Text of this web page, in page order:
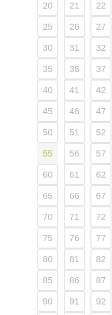
20 21 22
25 26 27
30 31 32
35 36 37
40 41 42
45 46 47
50 51 52
55 56 57
60 61 62
65 66 67
70 71 72
75 76 77
80 81 82
85 86 87
90 91 92